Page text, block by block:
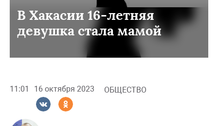
В Хакасии 16-летняя
девушка стала мамой
11:01 16 октября 2023 ОБЩЕСТВО